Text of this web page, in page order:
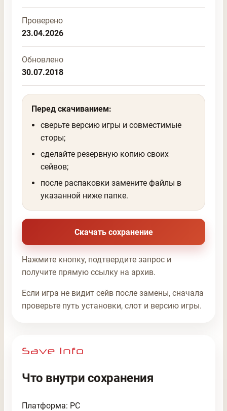
Проверено
23.04.2026
Обновлено
30.07.2018
Перед скачиванием:
сверьте версию игры и совместимые
сторы;
сделайте резервную копию своих
сейвов;
после распаковки замените файлы в
указанной ниже папке.
Скачать сохранение
Нажмите кнопку, подтвердите запрос и
получите прямую ссылку на архив.
Если игра не видит сейв после замены, сначала
проверьте путь установки, слот и версию игры.
Что внутри сохранения
Платформа: PC